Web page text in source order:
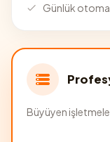
Günlük
Büyüyen